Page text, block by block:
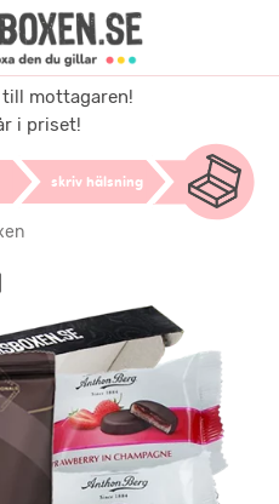
mottagaren!
i priset!
skriv hälsning